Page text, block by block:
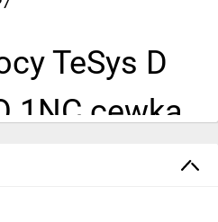
TeSys D
1NC cewka
EVK